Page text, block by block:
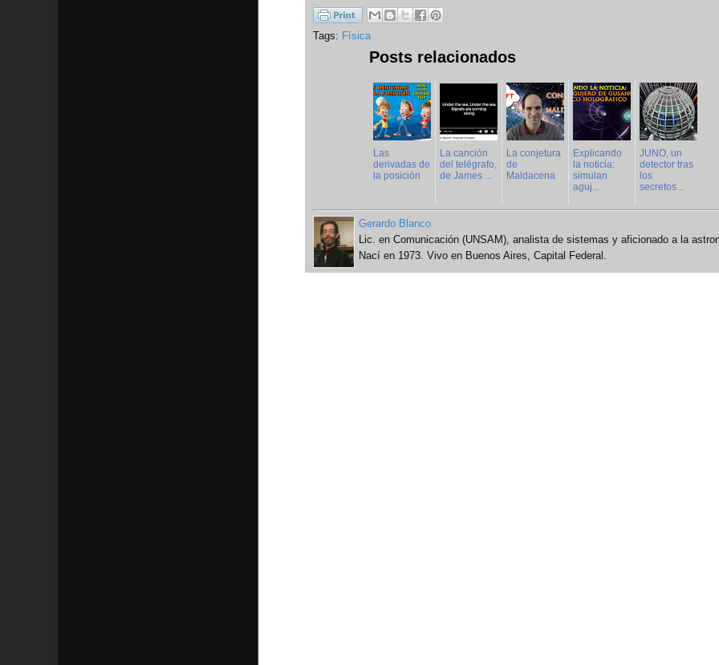
Tags: Física
Posts relacionados
Las
derivadas de
la posición
La canción
del telégrafo,
de James ...
La conjetura
de
Maldacena
Explicando
la noticia:
simulan
aguj...
JUNO, un
detector tras
los
secretos...
Gerardo Blanco
Lic. en Comunicación (UNSAM), analista de sistemas y aficionado a la
Nací en 1973. Vivo en Buenos Aires, Capital Federal.